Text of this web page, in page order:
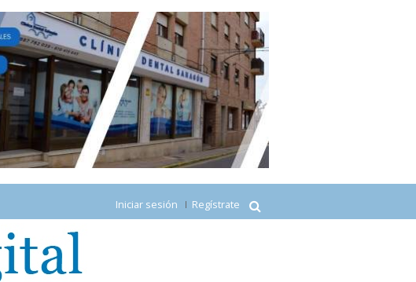
Iniciar sesión Regístrate